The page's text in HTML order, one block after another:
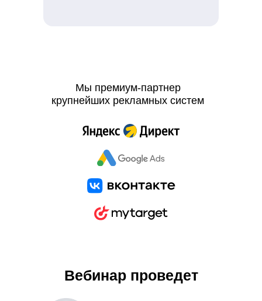
Мы премиум-партнер
крупнейших рекламных систем
Вебинар проведет